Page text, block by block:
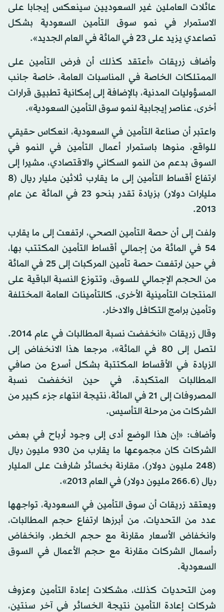
عائلات العاملين غير السعوديين سينعكس إيجابا على
الاستمرار في نمو سوق التأمين السعودية بشكل
تصاعدي يزيد على 23 في المائة في العام الجديد».
وأضاف زريقات «أعتقد كذلك أن فرض التأمين على
الممتلكات الخاصة في المناسبات العامة، خاصة جانب
المسؤوليات المدنية، بالإضافة إلى إمكانية تطبيق قرارات
أخرى، عناصر إيجابية لنمو سوق التأمين السعودية».
واعتبر أن صناعة التأمين في السعودية، انعكاس حقيقي
للواقع، منوها باستمرار أعمال التأمين في النمو في
السوق بدعم من النمو السكاني والاقتصادي، مشيرا إلى
ارتفاع أقساط التأمين إلى ما يقارب ثلاثين مليار ريال (8
مليارات دولار) بزيادة تقدر بنحو 23 في المائة عن عام
2013.
ولفت إلى أن حصة التأمين الصحي، ارتفعت إلى ما يقارب
54 في المائة من إجمالي أقساط التأمين المكتتب بها،
في حين ارتفعت حصة تأمين المركبات إلى 25 في المائة
من الحجم الإجمالي للسوق، وتتوزع النسبة الباقية على
المنتجات التأمينية الأخرى، كالتأمينات العامة المختلفة
وتأمين برامج التكافل والادخار.
وقال زريقات «انخفضت نسبة المطالبات في عام 2014.
لتصل إلى 80 في المائة»، مرجعا هذا الانخفاض إلى
الزيادة في الأقساط المكتتبة بشكل أسرع من صافي
المطالبات المتكبدة، في حين انخفضت نسبة
المصروفات إلى 21 في المائة، نتيجة انتهاء جزء كبير من
الشركات من مرحلة التأسيس.
وأضاف: «إن هذا الوضع أدى إلى وجود أرباح في بعض
الشركات كان مجموعها ما يقارب من 930 مليون ريال
(248 مليون دولار)، مقارنة بخسائر شارفت على المليار
ريال (266.6 مليون دولار) في العام 2013».
ويعتقد زريقات أن سوق التأمين في السعودية، تواجهها
عدد من التحديات، من أبرزها ارتفاع حجم المطالبات،
وانخفاض الأسعار مقارنة مع حجم الخطر، وانخفاض
رأسمال الشركات مقارنة مع حجم الأعمال في السوق
السعودية.
ومن التحديات كذلك، مشكلات إعادة التأمين وعزوف
شركات إعادة التأمين نتيجة الخسائر في آخر سنتين،